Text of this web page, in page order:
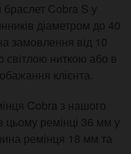
Cobra S у
діаметром до 40
замовлення від 10
ниткою або в
клієнта.
Cobra з нашого
цьому ремінці 36 мм у
ремінця 18 мм та